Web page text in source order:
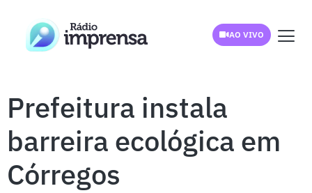
AO VIVO
Prefeitura instala
barreira ecológica em
Córregos